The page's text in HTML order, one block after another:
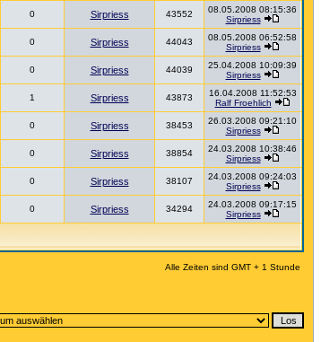
0 Sirpriess 43552
08.05.2008 08:15:36
Sirpriess
0 Sirpriess 44043
08.05.2008 06:52:58
Sirpriess
0 Sirpriess 44039
25.04.2008 10:09:39
Sirpriess
1 Sirpriess 43873
16.04.2008 11:52:53
Ralf Froehlich
0 Sirpriess 38453
26.03.2008 09:21:10
Sirpriess
0 Sirpriess 38854
24.03.2008 10:38:46
Sirpriess
0 Sirpriess 38107
24.03.2008 09:24:03
Sirpriess
0 Sirpriess 34294
24.03.2008 09:17:15
Sirpriess
Alle Zeiten sind GMT + 1 Stunde